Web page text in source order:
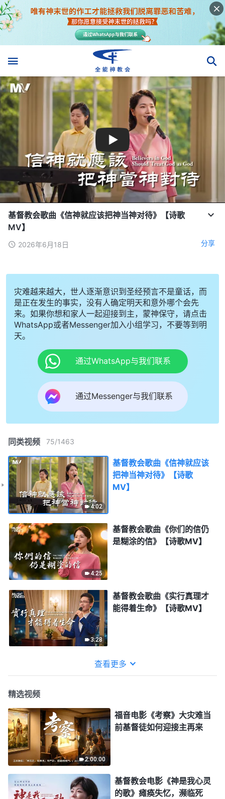
基督教会歌曲《信神就应该把神当神对待》【诗歌
MV】
2026年6月18日 分享
灾难越来越大，世人逐渐意识到圣经预言不是童话，而
是正在发生的事实，没有人确定明天和意外哪个会先
来。如果你想和家人一起迎接到主，蒙神保守，请点击
WhatsApp或者Messenger加入小组学习，不要等到明
天。
通过WhatsApp与我们联系
通过Messenger与我们联系
同类视频 75/1463
4:02
基督教会歌曲《信神就应该
把神当神对待》【诗歌
MV】
4:25
基督教会歌曲《你们的信仍
是糊涂的信》【诗歌MV】
3:28
基督教会歌曲《实行真理才
能得着生命》【诗歌MV】
查看更多
精选视频
2:00:00
福音电影《考察》大灾难当
前基督徒如何迎接主再来
基督教会电影《神是我心灵
的歌》瘫痪失忆，濒临死